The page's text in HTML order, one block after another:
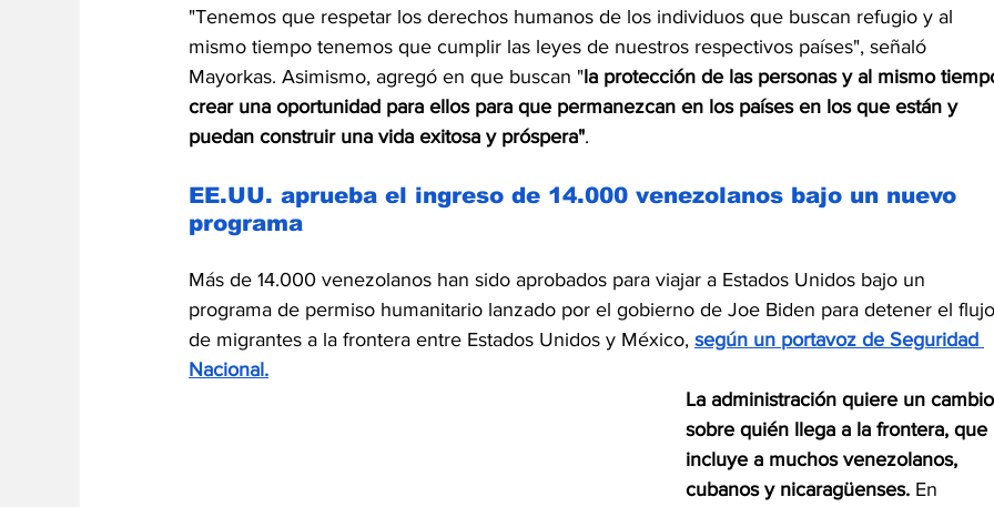
"Tenemos que respetar los derechos humanos de los individuos que buscan refugio y al
mismo tiempo tenemos que cumplir las leyes de nuestros respectivos países", señaló
Mayorkas. Asimismo, agregó en que buscan "la protección de las personas y al mismo
crear una oportunidad para ellos para que permanezcan en los países en los que están y
puedan construir una vida exitosa y próspera".
EE.UU. aprueba el ingreso de 14.000 venezolanos bajo un nuevo
programa
Más de 14.000 venezolanos han sido aprobados para viajar a Estados Unidos bajo un
programa de permiso humanitario lanzado por el gobierno de Joe Biden para detener el
de migrantes a la frontera entre Estados Unidos y México, según un portavoz de Seguridad
Nacional.
La administración quiere un
sobre quién llega a la frontera, que
incluye a muchos venezolanos,
cubanos y nicaragüenses. En